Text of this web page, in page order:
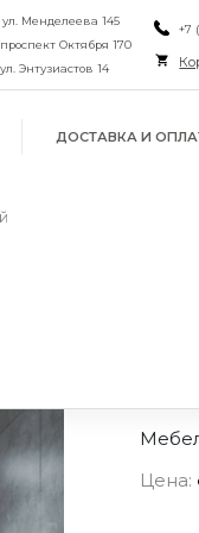
ул. Менделеева 145
Октября 170
Энтузиастов 14
+7
ДОСТАВКА И
Цена:
ИЛИ ПРОСТО
ПОЗВОНИТЕ НАМ